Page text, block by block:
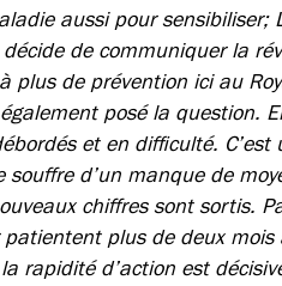
aussi pour sensibiliser;
de communiquer la
de prévention ici au
posé la question.
et en difficulté. C’est
d’un manque de
chiffres sont sortis.
plus de deux mois
rapidité d’action est